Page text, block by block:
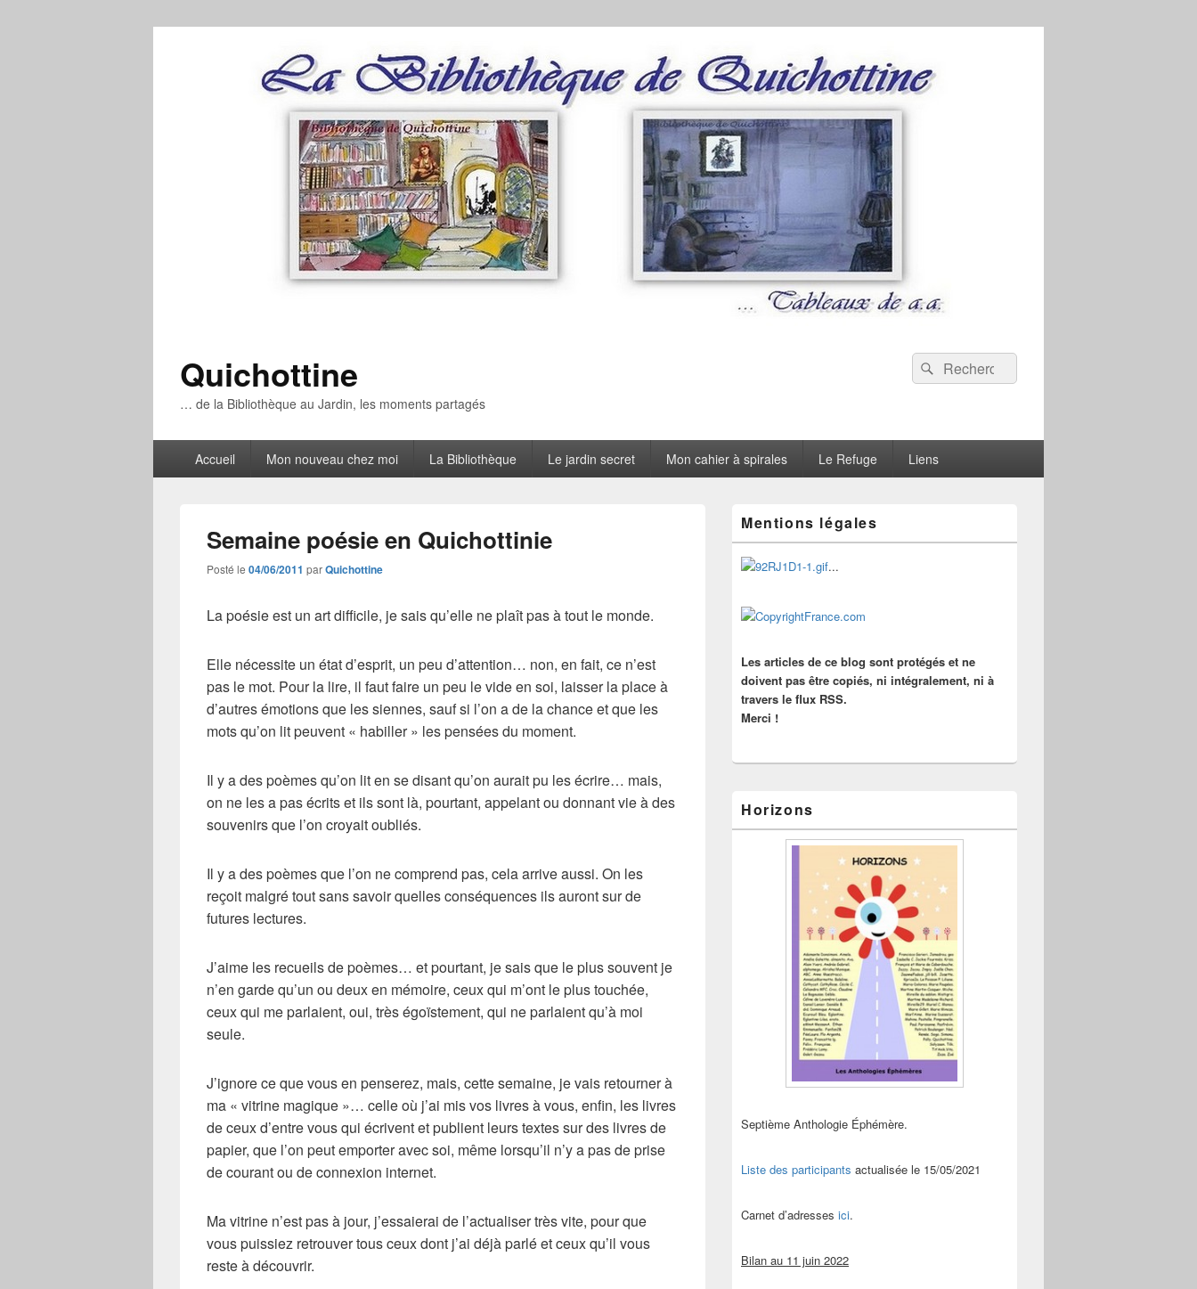
Quichottine
… de la Bibliothèque au Jardin, les moments partagés
Recherche :
Rechercher
principalAccueil Mon nouveau chez moi La Bibliothèque Le jardin secret Mon cahier à spirales Le Refuge Liens
Semaine poésie en Quichottinie
Posté le 04/06/2011 parQuichottine
La poésie est un art difficile, je sais qu’elle ne plaît pas à tout le monde.
Elle nécessite un état d’esprit, un peu d’attention… non, en fait, ce n’est
pas le mot. Pour la lire, il faut faire un peu le vide en soi, laisser la place à
d’autres émotions que les siennes, sauf si l’on a de la chance et que les
mots qu’on lit peuvent « habiller » les pensées du moment.
Il y a des poèmes qu’on lit en se disant qu’on aurait pu les écrire… mais,
on ne les a pas écrits et ils sont là, pourtant, appelant ou donnant vie à des
souvenirs que l’on croyait oubliés.
Il y a des poèmes que l’on ne comprend pas, cela arrive aussi. On les
reçoit malgré tout sans savoir quelles conséquences ils auront sur de
futures lectures.
J’aime les recueils de poèmes… et pourtant, je sais que le plus souvent je
n’en garde qu’un ou deux en mémoire, ceux qui m’ont le plus touchée,
ceux qui me parlaient, oui, très égoïstement, qui ne parlaient qu’à moi
seule.
J’ignore ce que vous en penserez, mais, cette semaine, je vais retourner à
ma « vitrine magique »… celle où j’ai mis vos livres à vous, enfin, les livres
de ceux d’entre vous qui écrivent et publient leurs textes sur des livres de
papier, que l’on peut emporter avec soi, même lorsqu’il n’y a pas de prise
de courant ou de connexion internet.
Ma vitrine n’est pas à jour, j’essaierai de l’actualiser très vite, pour que
vous puissiez retrouver tous ceux dont j’ai déjà parlé et ceux qu’il vous
reste à découvrir.
principale
de
widget
pour
barre
latérale
Mentions légales
...
Les articles de ce blog sont protégés et ne
doivent pas être copiés, ni intégralement, ni à
travers le flux RSS.
Merci !
Horizons
Septième Anthologie Éphémère.
Liste des participants actualisée le 15/05/2021
Carnet d’adresses ici.
Bilan au 11 juin 2022